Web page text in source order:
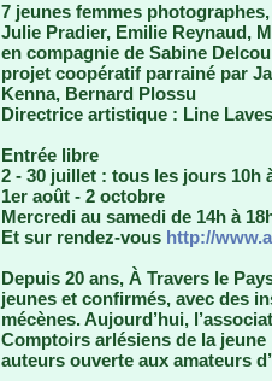
7 jeunes femmes
Julie Pradier, Emilie Reynaud,
en compagnie de Sabine
projet coopératif parrainé par
Kenna, Bernard Plossu
Directrice artistique : Line
Entrée libre
2 - 30 juillet : tous les jours 10h
1er août - 2 octobre
Mercredi au samedi de 14h à
Et sur rendez-vous http://
Depuis 20 ans, À Travers le
jeunes et confirmés, avec des
mécènes. Aujourd’hui,
Comptoirs arlésiens de la
auteurs ouverte aux amateurs